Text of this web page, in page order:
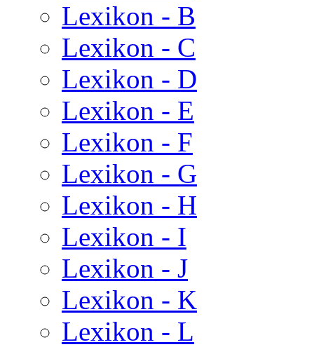
Lexikon - B
Lexikon - C
Lexikon - D
Lexikon - E
Lexikon - F
Lexikon - G
Lexikon - H
Lexikon - I
Lexikon - J
Lexikon - K
Lexikon - L